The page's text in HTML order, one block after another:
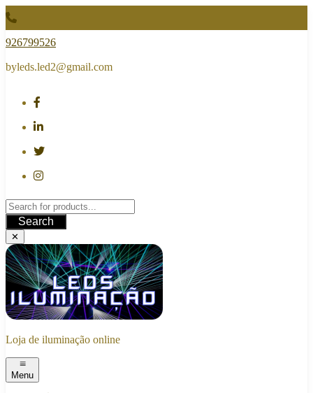
Skip
to
content
926799526
byleds.led2@gmail.com
Search
✕
Loja de iluminação online
Menu